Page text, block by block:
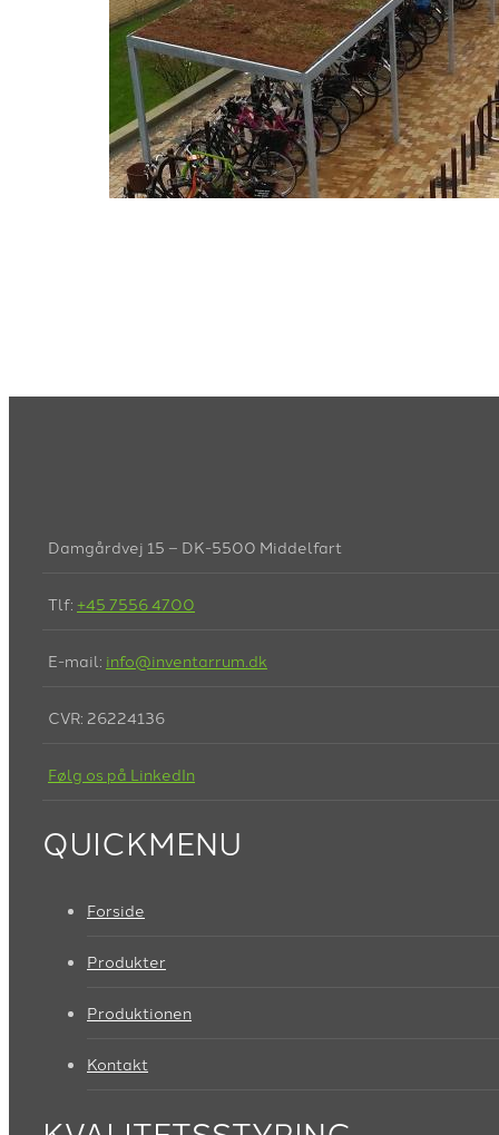
Damgårdvej 15 – DK-5500 Middelfart
Tlf: +45 7556 4700
E-mail: info@inventarrum.dk
CVR: 26224136
Følg os på LinkedIn
QUICKMENU
Forside
Produkter
Produktionen
Kontakt